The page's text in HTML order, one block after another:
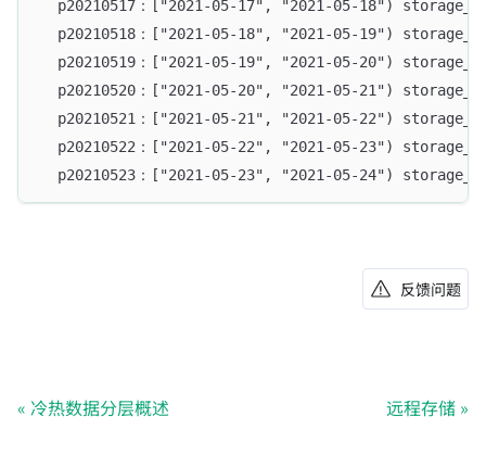
p20210517：["2021-05-17", "2021-05-18")
p20210518：["2021-05-18", "2021-05-19")
p20210519：["2021-05-19", "2021-05-20")
p20210520：["2021-05-20", "2021-05-21")
p20210521：["2021-05-21", "2021-05-22")
p20210522：["2021-05-22", "2021-05-23")
p20210523：["2021-05-23", "2021-05-24")
反馈问题
冷热数据分层概述 远程存储